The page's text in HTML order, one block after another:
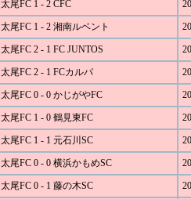
太尾FC 1 - 2 CFC
太尾FC 1 - 2 湘南ルベント
太尾FC 2 - 1 FC JUNTOS
太尾FC 2 - 1 FCカルパ
太尾FC 0 - 0 かじがやFC
太尾FC 1 - 0 鶴見東FC
太尾FC 1 - 1 元石川SC
太尾FC 0 - 0 横浜かもめSC
太尾FC 0 - 1 藤の木SC